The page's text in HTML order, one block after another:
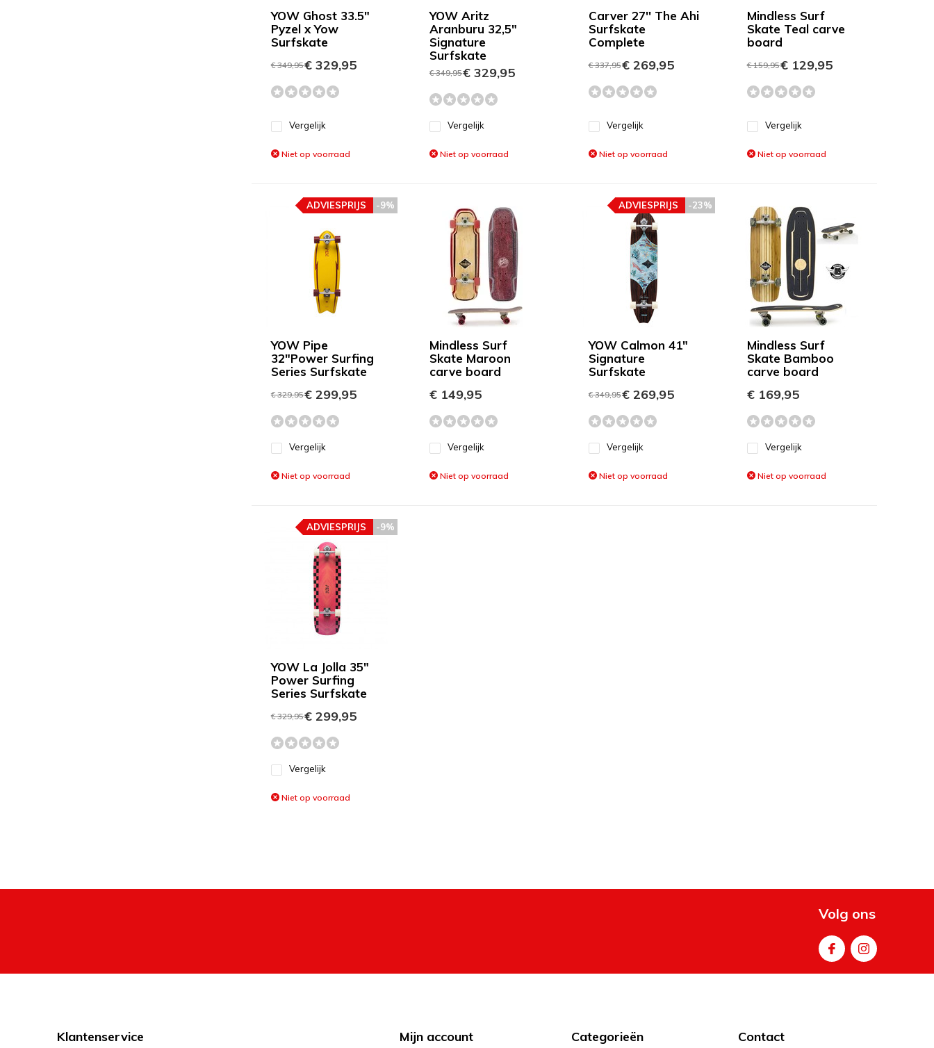
YOW Ghost 33.5"
Pyzel x Yow
Surfskate
€ 349,95€ 329,95
Vergelijk
Niet op voorraad
YOW Aritz
Aranburu 32,5"
Signature
Surfskate
€ 349,95€ 329,95
Vergelijk
Niet op voorraad
Carver 27'' The Ahi
Surfskate
Complete
€ 337,95€ 269,95
Vergelijk
Niet op voorraad
Mindless Surf
Skate Teal carve
board
€ 159,95€ 129,95
Vergelijk
Niet op voorraad
YOW Pipe
32"Power Surfing
Series Surfskate
-9%
ADVIESPRIJS
€ 329,95€ 299,95
Vergelijk
Niet op voorraad
Mindless Surf
Skate Maroon
carve board
€ 149,95
Vergelijk
Niet op voorraad
YOW Calmon 41"
Signature
Surfskate
-23%
ADVIESPRIJS
€ 349,95€ 269,95
Vergelijk
Niet op voorraad
Mindless Surf
Skate Bamboo
carve board
€ 169,95
Vergelijk
Niet op voorraad
YOW La Jolla 35"
Power Surfing
Series Surfskate
-9%
ADVIESPRIJS
€ 329,95€ 299,95
Vergelijk
Niet op voorraad
Volg ons
Klantenservice Mijn account Categorieën Contact